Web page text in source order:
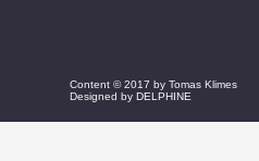
Content © 2017 by Tomas Klimes
Designed by DELPHINE